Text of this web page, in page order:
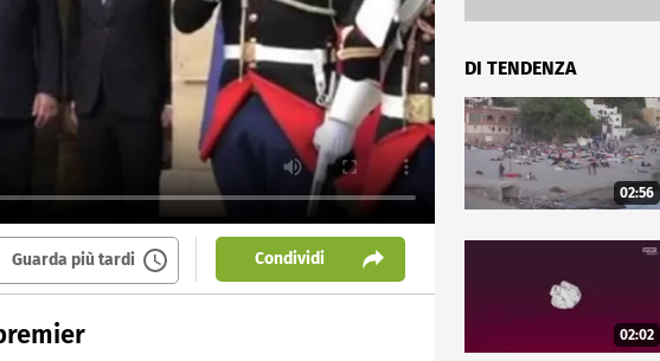
Guarda più tardi Condividi
DI TENDENZA
02:56
02:02